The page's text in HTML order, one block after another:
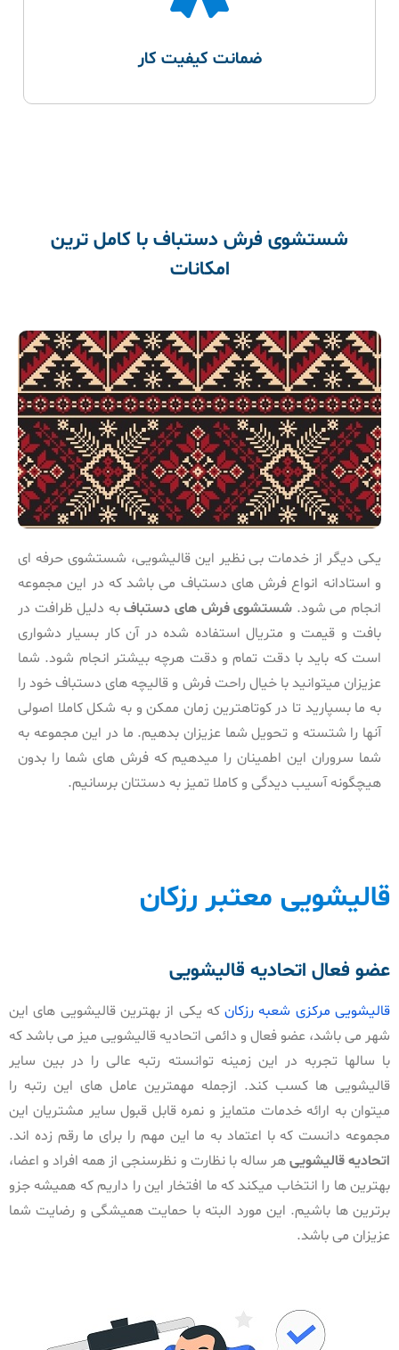
ضمانت کیفیت کار
شستشوی فرش دستباف با کامل ترین
امکانات
یکی دیگر از خدمات بی نظیر این قالیشویی، شستشوی حرفه ای
و استادانه انواع فرش های دستباف می باشد که در این مجموعه
انجام می شود. شستشوی فرش های دستبافبه دلیل ظرافت در
بافت و قیمت و متریال استفاده شده در آن کار بسیار دشواری
است که باید با دقت تمام و دقت هرچه بیشتر انجام شود. شما
عزیزان میتوانید با خیال راحت فرش و قالیچه های دستباف خود را
به ما بسپارید تا در کوتاهترین زمان ممکن و به شکل کاملا اصولی
آنها را شتسته و تحویل شما عزیزان بدهیم. ما در این مجموعه به
شما سروران این اطمینان را میدهیم که فرش های شما را بدون
هیچگونه آسیب دیدگی و کاملا تمیز به دستتان برسانیم.
قالیشویی معتبر رزکان
عضو فعال اتحادیه قالیشویی
قالیشویی مرکزی شعبه رزکانکه یکی از بهترین قالیشویی های این
شهر می باشد، عضو فعال و دائمی اتحادیه قالیشویی میز می باشد که
با سالها تجربه در این زمینه توانسته رتبه عالی را در بین سایر
قالیشویی ها کسب کند. ازجمله مهمترین عامل های این رتبه را
میتوان به ارائه خدمات متمایز و نمره قابل قبول سایر مشتریان این
مجموعه دانست که با اعتماد به ما این مهم را برای ما رقم زده اند.
اتحادیه قالیشوییهر ساله با نظارت و نظرسنجی از همه افراد و اعضا،
بهترین ها را انتخاب میکند که ما افتخار این را داریم که همیشه جزو
برترین ها باشیم. این مورد البته با حمایت همیشگی و رضایت شما
عزیزان می باشد.